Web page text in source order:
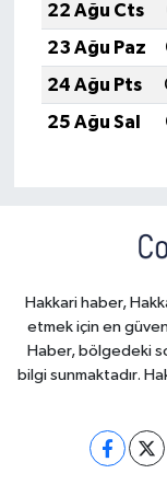
22 Ağu Cts
23 Ağu Paz
24 Ağu Pts
25 Ağu Sal
Hakkari haber,
etmek için en
Haber, bölgedeki
bilgi sunmaktadır.